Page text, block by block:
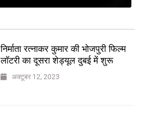
निर्माता रत्नाकर कुमार की भोजपुरी फिल्म
लॉटरी का दूसरा शेड्यूल दुबई में शुरू
अक्टूबर 12, 2023